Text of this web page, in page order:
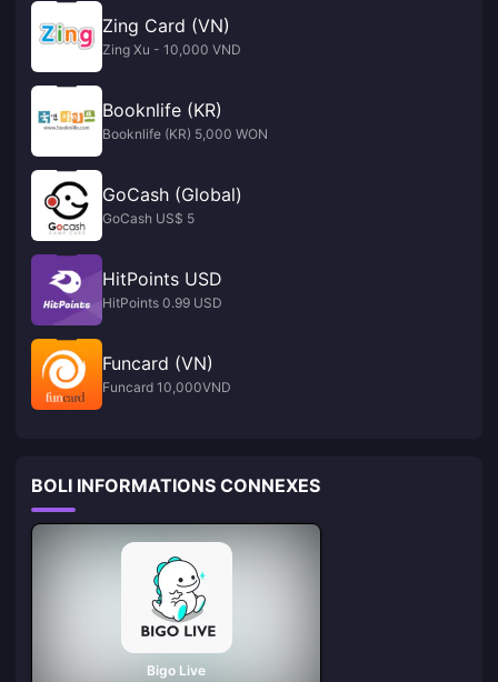
Zing Card (VN)
Zing Xu - 10,000 VND
Booknlife (KR)
Booknlife (KR) 5,000 WON
GoCash (Global)
GoCash US$ 5
HitPoints USD
HitPoints 0.99 USD
Funcard (VN)
Funcard 10,000VND
BOLI INFORMATIONS CONNEXES
Bigo Live